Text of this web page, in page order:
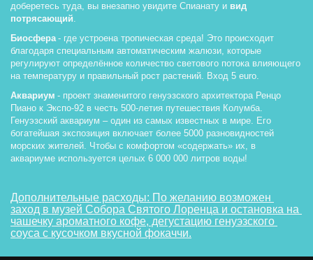
доберетесь туда, вы внезапно увидите Спианату и вид
потрясающий.
Биосфера - где устроена тропическая среда! Это происходит
благодаря специальным автоматическим жалюзи, которые
регулируют определённое количество светового потока влияющего
на температуру и правильный рост растений. Вход 5 euro.
Аквариум - проект знаменитого генуэзского архитектора Ренцо
Пиано к Экспо-92 в честь 500-летия путешествия Колумба.
Генуэзский аквариум – один из самых известных в мире. Его
богатейшая экспозиция включает более 5000 разновидностей
морских жителей. Чтобы с комфортом «содержать» их, в
аквариуме используется целых 6 000 000 литров воды!
Дополнительные расходы: По желанию возможен
заход в музей Собора Святого Лоренца и остановка на
чашечку ароматного кофе, дегустацию генуэзского
соуса с кусочком вкусной фокаччи.